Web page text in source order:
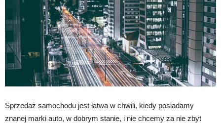
Sprzedaż samochodu jest łatwa w chwili, kiedy posiadamy
znanej marki auto, w dobrym stanie, i nie chcemy za nie zbyt